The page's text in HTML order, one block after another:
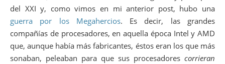
del XXI y, como vimos en mi anterior post, hubo una
guerra por los Megahercios. Es decir, las grandes
compañías de procesadores, en aquella época Intel y AMD
que, aunque había más fabricantes, éstos eran los que más
sonaban, peleaban para que sus procesadores corrieran